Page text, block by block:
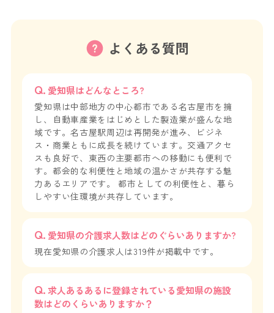
よくある質問
愛知県はどんなところ?
愛知県は中部地方の中心都市である名古屋市を擁
し、自動車産業をはじめとした製造業が盛んな地
域です。名古屋駅周辺は再開発が進み、ビジネ
ス・商業ともに成長を続けています。交通アクセ
スも良好で、東西の主要都市への移動にも便利で
す。都会的な利便性と地域の温かさが共存する魅
力あるエリアです。 都市としての利便性と、暮ら
しやすい住環境が共存しています。
愛知県の介護求人数はどのぐらいありますか?
現在愛知県の介護求人は319件が掲載中です。
求人あるあるに登録されている愛知県の施設
数はどのくらいありますか？